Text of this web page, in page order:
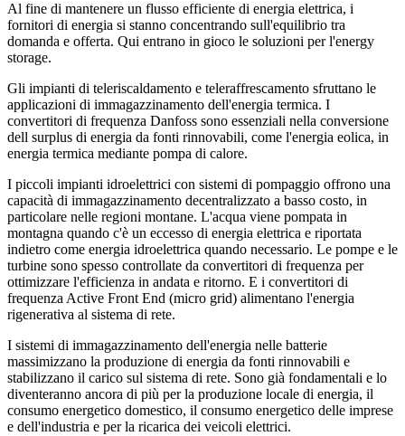
Al fine di mantenere un flusso efficiente di energia elettrica, i
fornitori di energia si stanno concentrando sull'equilibrio tra
domanda e offerta. Qui entrano in gioco le soluzioni per l'energy
storage.
Gli impianti di teleriscaldamento e teleraffrescamento sfruttano le
applicazioni di immagazzinamento dell'energia termica. I
convertitori di frequenza Danfoss sono essenziali nella conversione
dell surplus di energia da fonti rinnovabili, come l'energia eolica, in
energia termica mediante pompa di calore.
I piccoli impianti idroelettrici con sistemi di pompaggio offrono una
capacità di immagazzinamento decentralizzato a basso costo, in
particolare nelle regioni montane. L'acqua viene pompata in
montagna quando c'è un eccesso di energia elettrica e riportata
indietro come energia idroelettrica quando necessario. Le pompe e le
turbine sono spesso controllate da convertitori di frequenza per
ottimizzare l'efficienza in andata e ritorno. E i convertitori di
frequenza Active Front End (micro grid) alimentano l'energia
rigenerativa al sistema di rete.
I sistemi di immagazzinamento dell'energia nelle batterie
massimizzano la produzione di energia da fonti rinnovabili e
stabilizzano il carico sul sistema di rete. Sono già fondamentali e lo
diventeranno ancora di più per la produzione locale di energia, il
consumo energetico domestico, il consumo energetico delle imprese
e dell'industria e per la ricarica dei veicoli elettrici.